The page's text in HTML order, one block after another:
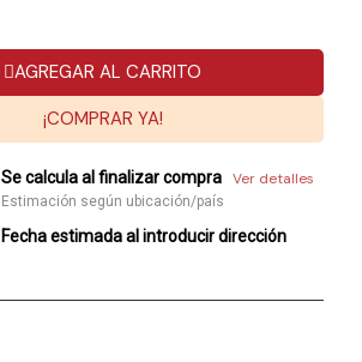
AGREGAR AL CARRITO
¡COMPRAR YA!
Se calcula al finalizar compra Ver detalles
Estimación según ubicación/país
Fecha estimada al introducir dirección